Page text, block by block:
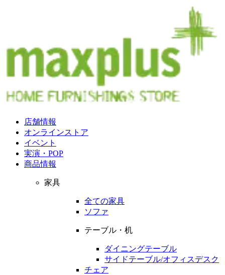
店舗情報
オンラインストア
イベント
実演・POP
商品情報
家具
全ての家具
ソファ
テーブル・机
ダイニングテーブル
サイドテーブル/オフィスデスク
チェア